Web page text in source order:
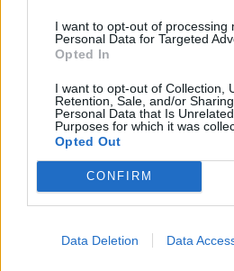
I want to opt-out of processing
Personal Data for Targeted
Opted In
I want to opt-out of Collection,
Retention, Sale, and/or
Personal Data that Is
Purposes for which it was
Opted Out
CONFIRM
Data Deletion Data